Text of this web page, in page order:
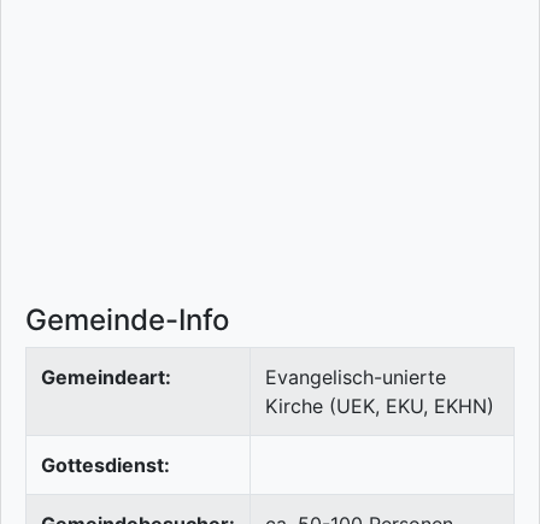
Gemeinde-Info
Gemeindeart:
Evangelisch-unierte
Kirche (UEK, EKU, EKHN)
Gottesdienst: